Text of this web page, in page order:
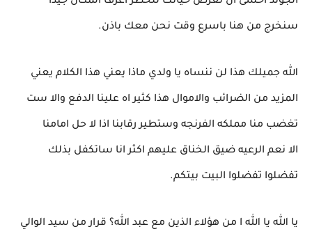
سنخرج من هنا باسرع وقت نحن معك باذن.
الله جميلك هذا لن ننساه يا ولدي ماذا يعني هذا الكلام يعني
المزيد من الضرائب والاموال هذا كثير اه علينا الدفع والا ست
تغضب منا مملكه الفرنجه وستطير رقابنا اذا لا حل امامنا
الا نعم الرعيه ضيق الخناق عليهم اكثر انا ساتكفل بذلك
تفضلوا تفضلوا البيت بيتكم.
يا الله يا الله ا من هؤلاء الذين مع عبد الله؟ قرار من سيد الوالي